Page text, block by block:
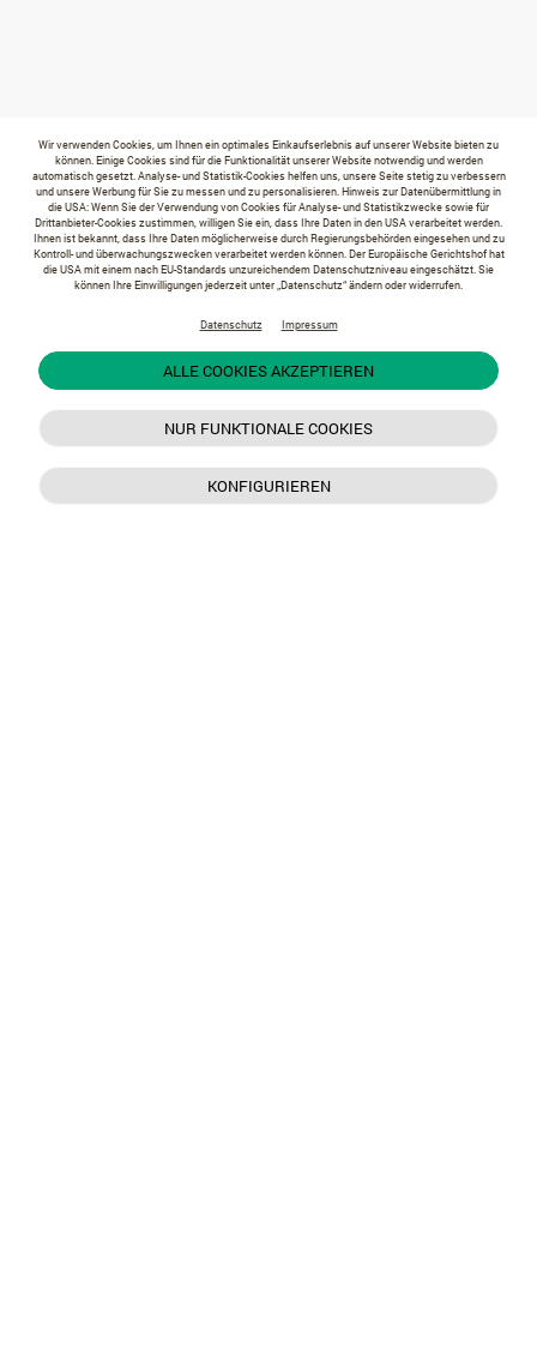
Wir verwenden Cookies, um Ihnen ein optimales Einkaufserlebnis auf unserer Website bieten zu
können. Einige Cookies sind für die Funktionalität unserer Website notwendig und werden
automatisch gesetzt. Analyse- und Statistik-Cookies helfen uns, unsere Seite stetig zu verbessern
und unsere Werbung für Sie zu messen und zu personalisieren. Hinweis zur Datenübermittlung in
die USA: Wenn Sie der Verwendung von Cookies für Analyse- und Statistikzwecke sowie für
Drittanbieter-Cookies zustimmen, willigen Sie ein, dass Ihre Daten in den USA verarbeitet werden.
Ihnen ist bekannt, dass Ihre Daten möglicherweise durch Regierungsbehörden eingesehen und zu
Kontroll- und überwachungszwecken verarbeitet werden können. Der Europäische Gerichtshof hat
die USA mit einem nach EU-Standards unzureichendem Datenschutzniveau eingeschätzt. Sie
können Ihre Einwilligungen jederzeit unter „Datenschutz“ ändern oder widerrufen.
Datenschutz Impressum
ALLE COOKIES AKZEPTIEREN
NUR FUNKTIONALE COOKIES
KONFIGURIEREN